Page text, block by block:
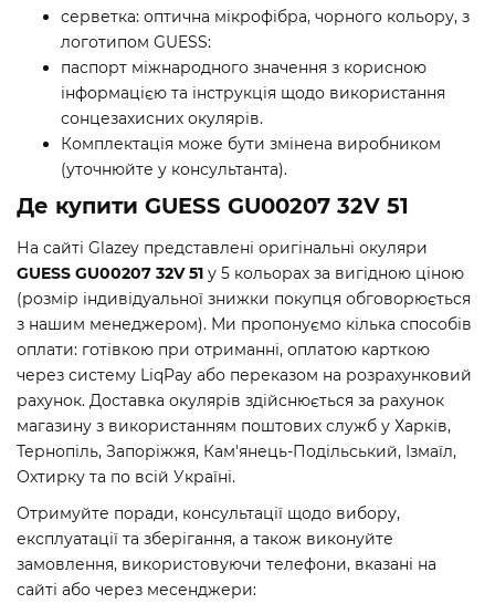
серветка: оптична мікрофібра, чорного кольору, з
логотипом GUESS:
паспорт міжнародного значення з корисною
інформацією та інструкція щодо використання
сонцезахисних окулярів.
Комплектація може бути змінена виробником
(уточнюйте у консультанта).
Де купити GUESS GU00207 32V 51
На сайті Glazey представлені оригінальні окуляри
GUESS GU00207 32V 51 у 5 кольорах за вигідною ціною
(розмір індивідуальної знижки покупця обговорюється
з нашим менеджером). Ми пропонуємо кілька способів
оплати: готівкою при отриманні, оплатою карткою
через систему LiqPay або переказом на розрахунковий
рахунок. Доставка окулярів здійснюється за рахунок
магазину з використанням поштових служб у Харків,
Тернопіль, Запоріжжя, Кам'янець-Подільський, Ізмаїл,
Охтирку та по всій Україні.
Отримуйте поради, консультації щодо вибору,
експлуатації та зберігання, а також виконуйте
замовлення, використовуючи телефони, вказані на
сайті або через месенджери: